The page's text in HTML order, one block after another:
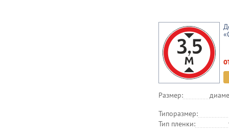
Размер:
Типоразмер:
Тип пленки: